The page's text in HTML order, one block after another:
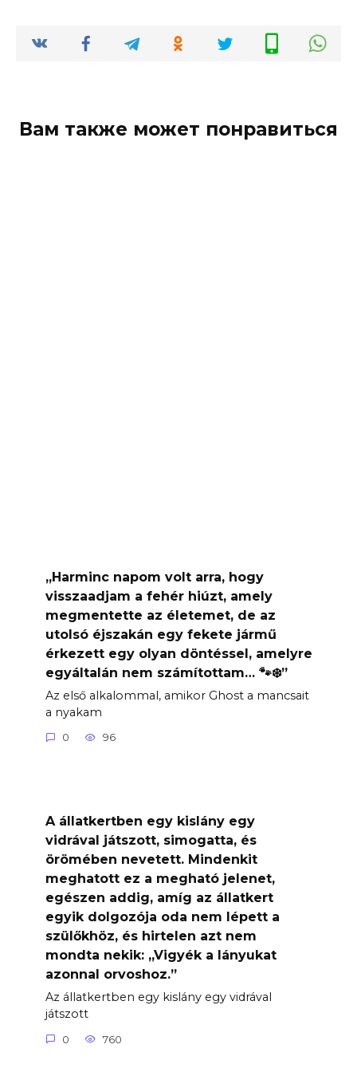
Вам также может понравиться
„Harminc napom volt arra, hogy
visszaadjam a fehér hiúzt, amely
megmentette az életemet, de az
utolsó éjszakán egy fekete jármű
érkezett egy olyan döntéssel, amelyre
egyáltalán nem számítottam… 🐾❄️”
Az első alkalommal, amikor Ghost a mancsait
a nyakam
0 96
A állatkertben egy kislány egy
vidrával játszott, simogatta, és
örömében nevetett. Mindenkit
meghatott ez a megható jelenet,
egészen addig, amíg az állatkert
egyik dolgozója oda nem lépett a
szülőkhöz, és hirtelen azt nem
mondta nekik: „Vigyék a lányukat
azonnal orvoshoz.”
Az állatkertben egy kislány egy vidrával
játszott
0 760